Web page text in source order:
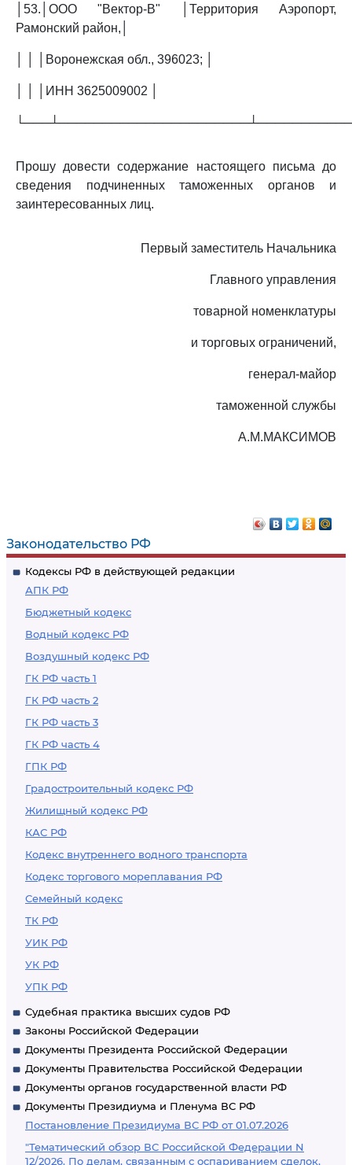
Законодательство РФ
Кодексы РФ в действующей редакции
АПК РФ
Бюджетный кодекс
Водный кодекс РФ
Воздушный кодекс РФ
ГК РФ часть 1
ГК РФ часть 2
ГК РФ часть 3
ГК РФ часть 4
ГПК РФ
Градостроительный кодекс РФ
Жилищный кодекс РФ
КАС РФ
Кодекс внутреннего водного транспорта
Кодекс торгового мореплавания РФ
Семейный кодекс
ТК РФ
УИК РФ
УК РФ
УПК РФ
Судебная практика высших судов РФ
Законы Российской Федерации
Документы Президента Российской Федерации
Документы Правительства Российской Федерации
Документы органов государственной власти РФ
Документы Президиума и Пленума ВС РФ
Постановление Президиума ВС РФ от 01.07.2026
"Тематический обзор ВС Российской Федерации N
12/2026. По делам, связанным с оспариванием сделок,
│53.│ООО "Вектор-В" │Территория Аэропорт,
Рамонский район,│
│ │ │Воронежская обл., 396023; │
│ │ │ИНН 3625009002 │
Прошу довести содержание настоящего письма до
сведения подчиненных таможенных органов и
заинтересованных лиц.
Первый заместитель Начальника
Главного управления
товарной номенклатуры
и торговых ограничений,
генерал-майор
таможенной службы
А.М.МАКСИМОВ